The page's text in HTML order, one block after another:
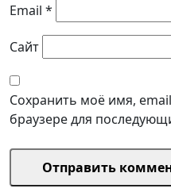
Email *
Сайт
Сохранить моё имя,
браузере для